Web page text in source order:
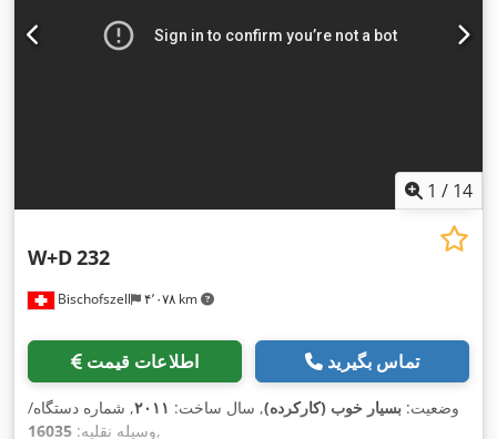
1 / 14
Bischofszell ۴٬۰۷۸ km
W+D232
اطلاعات قیمت تماس بگیرید
وضعیت: بسیار خوب (کارکرده), سال ساخت: ۲۰۱۱, شماره دستگاه/
وسیله نقلیه: 16035 ,